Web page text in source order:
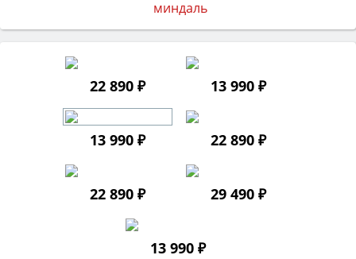
22 890 ₽ 13 990 ₽
13 990 ₽ 22 890 ₽
22 890 ₽ 29 490 ₽
13 990 ₽